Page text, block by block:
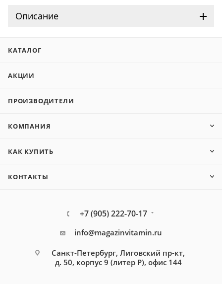
Описание
КАТАЛОГ
АКЦИИ
ПРОИЗВОДИТЕЛИ
КОМПАНИЯ
КАК КУПИТЬ
КОНТАКТЫ
+7 (905) 222-70-17
info@magazinvitamin.ru
Санкт-Петербург, Лиговский пр-кт,
д. 50, корпус 9 (литер Р), офис 144